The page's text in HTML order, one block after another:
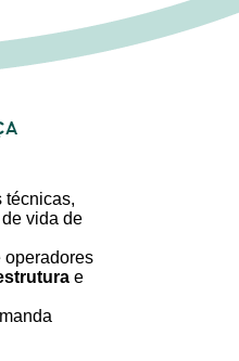
técnicas,
vida de
operadores
e